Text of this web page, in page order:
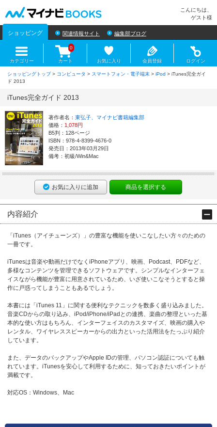
こんにちは、
ゲスト様
ショッピング 関連情報サイト 編集部ブログ
カテゴリー カート
0
お気に入り 会員登録 ログイン
ショッピングトップ> コンピュータ > スマートフォン・電子端末 > iPod > iTunes完全ガイ
ド 2013
iTunes完全ガイド 2013
著作者名： 東弘子、マイナビ書籍編集部
価格： 1,078円
B5判：128ページ
ISBN：978-4-8399-4676-0
発売日：2013年03月29日
備考：初級/Win&Mac
お気に入りに追加 商品を選択する
内容紹介
「iTunes（アイチューンズ）」の豊富な機能を使いこなしたい方々のための
一冊です。
iTunesは音楽や動画だけでなくiPhoneアプリ、映画、Podcast、PDFなど、
多様なコンテンツを管理できるソフトウェアです。シンプルなインターフェ
イスながら機能が豊富に用意されているため、いざ使いこなそうとすると操
作に戸惑ってしまうこともあるでしょう。
本書には「iTunes 11」に関する便利なテクニックを数多く盛り込みました。
音楽CDからの取り込み、iPod/iPhone/iPadとの連携、楽曲の整理といった基
本的な使い方はもちろん、インターフェイスのカスタマイズ、映画の購入や
レンタル、ワイヤレススピーカーからの出力といった活用法をたっぷり紹介
しています。
また、データのバックアップやApple IDの管理、パソコン認証についても触
れています。iTunesを安心して利用するために、知っておきたいポイントが
満載です。
対応OS：Windows、Mac